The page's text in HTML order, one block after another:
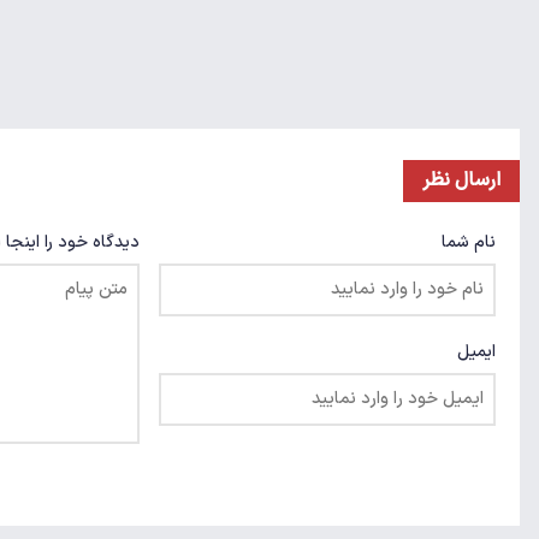
ارسال نظر
نام شما
ایمیل
دیدگاه خود را